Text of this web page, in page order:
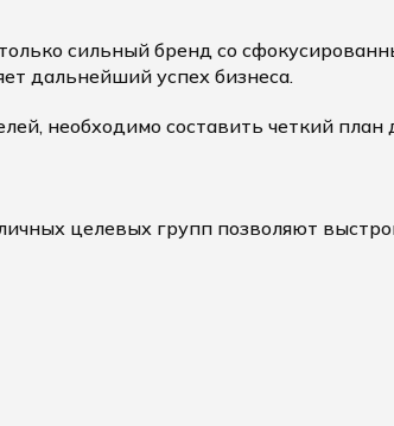
сильный бренд со
дальнейший успех бизнеса.
необходимо составить четкий план
целевых групп позволяют